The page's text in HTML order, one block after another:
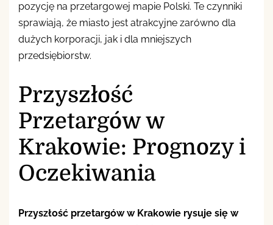
pozycję na przetargowej mapie Polski. Te czynniki
sprawiają, że miasto jest atrakcyjne zarówno dla
dużych korporacji, jak i dla mniejszych
przedsiębiorstw.
Przyszłość
Przetargów w
Krakowie: Prognozy i
Oczekiwania
Przyszłość przetargów w Krakowie rysuje się w